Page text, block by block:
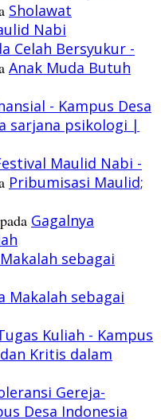
Sholawat
Nabi
Celah Bersyukur -
Anak Muda Butuh
- Kampus Desa
sarjana psikologi |
Maulid Nabi -
Pribumisasi Maulid;
pada Gagalnya
sebagai
Makalah sebagai
Kuliah - Kampus
Kritis dalam
Gereja-
Desa Indonesia